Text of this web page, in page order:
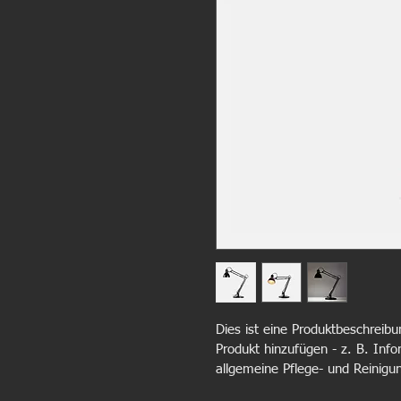
Dies ist eine
Produkt hinzufügen - z. B.
allgemeine Pflege- und